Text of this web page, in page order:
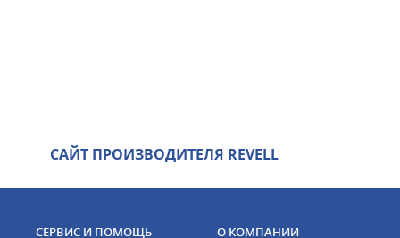
САЙТ ПРОИЗВОДИТЕЛЯ REVELL
СЕРВИС И ПОМОЩЬ О КОМПАНИИ